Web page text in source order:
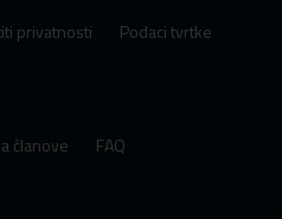
privatnosti
Podaci tvrtke
članove
FAQ